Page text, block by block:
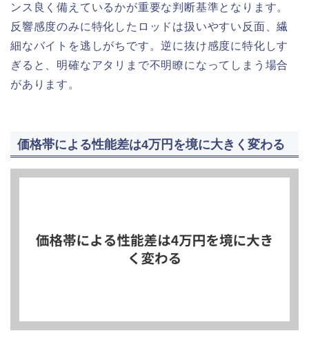
ンス良く備えているかが重要な判断基準となります。
反響感度のみに特化したロッドは扱いやすい反面、繊
細なバイトを逃しがちです。逆に抜け感度に特化しす
ぎると、明確なアタリまで不明瞭になってしまう場合
があります。
価格帯による性能差は4万円を境に大きく変わる